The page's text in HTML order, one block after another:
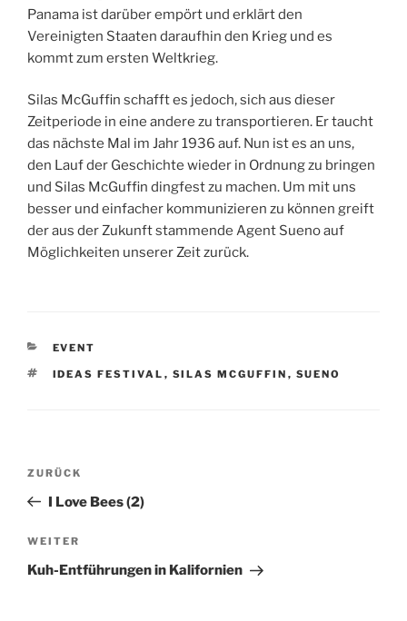
Panama ist darüber empört und erklärt den
Vereinigten Staaten daraufhin den Krieg und es
kommt zum ersten Weltkrieg.
Silas McGuffin schafft es jedoch, sich aus dieser
Zeitperiode in eine andere zu transportieren. Er taucht
das nächste Mal im Jahr 1936 auf. Nun ist es an uns,
den Lauf der Geschichte wieder in Ordnung zu bringen
und Silas McGuffin dingfest zu machen. Um mit uns
besser und einfacher kommunizieren zu können greift
der aus der Zukunft stammende Agent Sueno auf
Möglichkeiten unserer Zeit zurück.
KATEGORIEN
EVENT
SCHLAGWÖRTER
IDEAS FESTIVAL , SILAS MCGUFFIN , SUENO
Beitragsnavigation
Vorheriger
Beitrag
ZURÜCK
I Love Bees (2)
Nächster
Beitrag
WEITER
Kuh-Entführungen in Kalifornien